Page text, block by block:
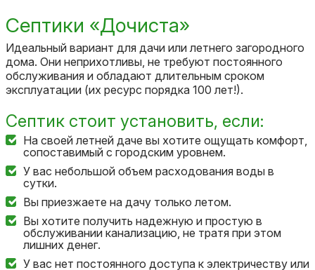
Септики «Дочиста»
Идеальный вариант для дачи или летнего загородного
дома. Они неприхотливы, не требуют постоянного
обслуживания и обладают длительным сроком
эксплуатации (их ресурс порядка 100 лет!).
Септик стоит установить, если:
На своей летней даче вы хотите ощущать комфорт,
сопоставимый с городским уровнем.
У вас небольшой объем расходования воды в
сутки.
Вы приезжаете на дачу только летом.
Вы хотите получить надежную и простую в
обслуживании канализацию, не тратя при этом
лишних денег.
У вас нет постоянного доступа к электричеству или